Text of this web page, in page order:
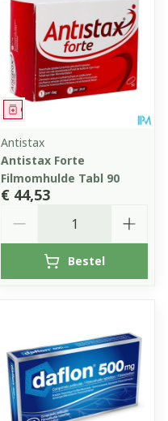
Geneesmiddel
Antistax
Antistax Forte
Filmomhulde Tabl 90
€ 44,53
Bestel